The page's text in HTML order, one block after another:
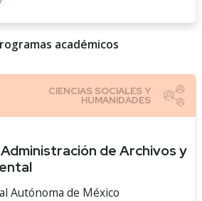
académicos
de Archivos y
Autónoma de México